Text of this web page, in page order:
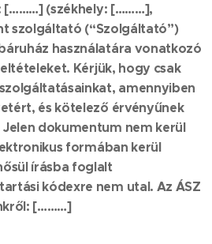
[………](székhely: [………],
szolgáltató (“Szolgáltató”)
használatára vonatkozó
Kérjük, hogy csak
amennyiben
és kötelező érvényűnek
dokumentum nem kerül
formában kerül
írásba foglalt
kódexre nem utal. Az ÁSZ
[………]